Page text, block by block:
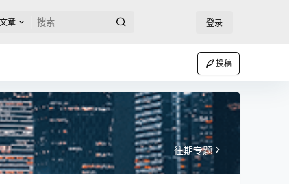
文章 登录
投稿
往期专题